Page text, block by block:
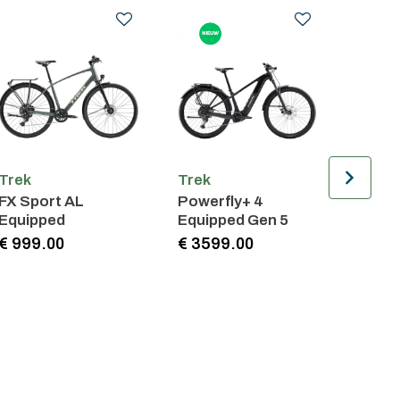
RSL Lace
FX Sport SL 6
€ 2799.00